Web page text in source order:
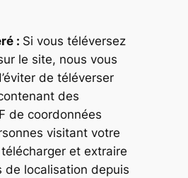
: Si vous téléversez
le site, nous vous
de téléverser
des
de coordonnées
visitant votre
et extraire
de localisation depuis